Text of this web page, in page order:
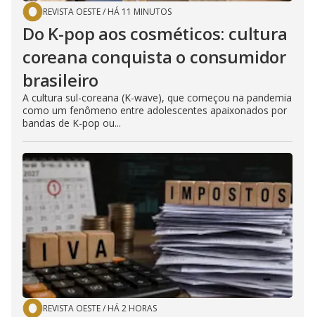
REVISTA OESTE/ HÁ 11 MINUTOS
Do K-pop aos cosméticos: cultura
coreana conquista o consumidor
brasileiro
A cultura sul-coreana (K-wave), que começou na pandemia
como um fenômeno entre adolescentes apaixonados por
bandas de K-pop ou...
REVISTA OESTE/ HÁ 2 HORAS